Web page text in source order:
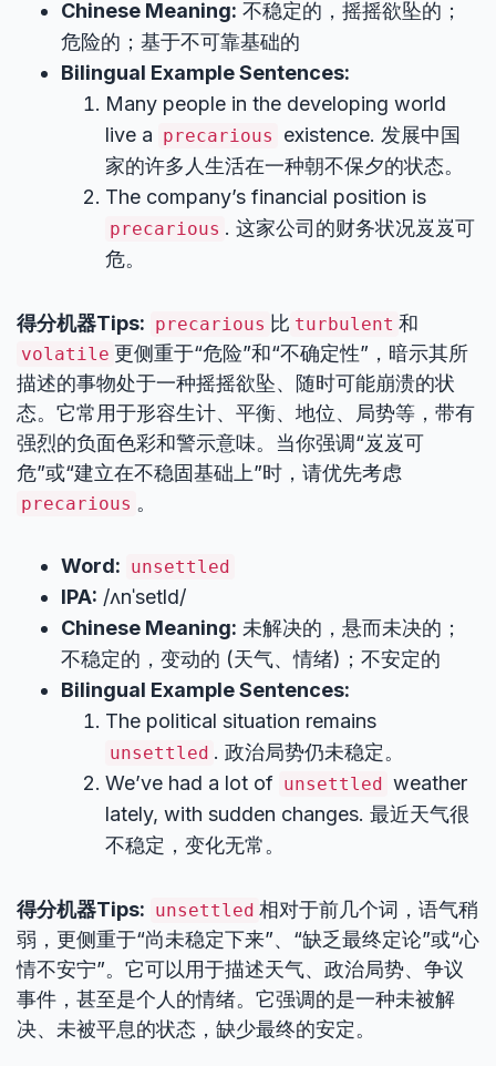
Chinese Meaning: 不稳定的，摇摇欲坠的；
危险的；基于不可靠基础的
Bilingual Example Sentences:
Many people in the developing world
live a precarious
existence. 发展中国
家的许多人生活在一种朝不保夕的状态。
The company’s financial position is
precarious . 这家公司的财务状况岌岌可
危。
得分机器Tips: precarious 比 turbulent 和
volatile 更侧重于“危险”和“不确定性”，暗示其所
描述的事物处于一种摇摇欲坠、随时可能崩溃的状
态。它常用于形容生计、平衡、地位、局势等，带有
强烈的负面色彩和警示意味。当你强调“岌岌可
危”或“建立在不稳固基础上”时，请优先考虑
precarious 。
Word: unsettled
IPA: /ʌnˈsetld/
Chinese Meaning: 未解决的，悬而未决的；
不稳定的，变动的 (天气、情绪)；不安定的
Bilingual Example Sentences:
The political situation remains
unsettled . 政治局势仍未稳定。
We’ve had a lot of unsettled weather
lately, with sudden changes. 最近天气很
不稳定，变化无常。
得分机器Tips: unsettled 相对于前几个词，语气稍
弱，更侧重于“尚未稳定下来”、“缺乏最终定论”或“心
情不安宁”。它可以用于描述天气、政治局势、争议
事件，甚至是个人的情绪。它强调的是一种未被解
决、未被平息的状态，缺少最终的安定。